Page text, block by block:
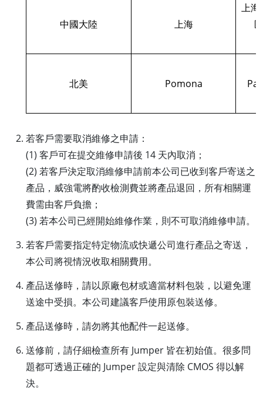
中國大陸 上海
上海
北美 Pomona
若客戶需要取消維修之申請：
(1) 客戶可在提交維修申請後 14 天內取消；
(2) 若客戶決定取消維修申請前本公司已收到客戶寄送之
產品，威強電將酌收檢測費並將產品退回，所有相關運
費需由客戶負擔；
(3) 若本公司已經開始維修作業，則不可取消維修申請。
若客戶需要指定特定物流或快遞公司進行產品之寄送，
本公司將視情況收取相關費用。
產品送修時，請以原廠包材或適當材料包裝，以避免運
送途中受損。本公司建議客戶使用原包裝送修。
產品送修時，請勿將其他配件一起送修。
送修前，請仔細檢查所有 Jumper 皆在初始值。很多問
題都可透過正確的 Jumper 設定與清除 CMOS 得以解
決。